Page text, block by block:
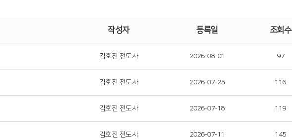
작성자 등록일 조회수
김호진 전도사 2026-08-01 97
김호진 전도사 2026-07-25 116
김호진 전도사 2026-07-18 119
김호진 전도사 2026-07-11 145